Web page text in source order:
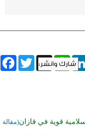
Twitter X
WhatsApp
قوية في قازان(مقالة